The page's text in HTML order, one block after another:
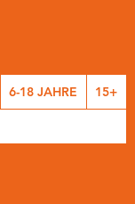
6-18 JAHRE 15+